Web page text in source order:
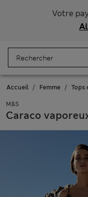
Votre
Accueil Femme Tops
M&S
Caraco